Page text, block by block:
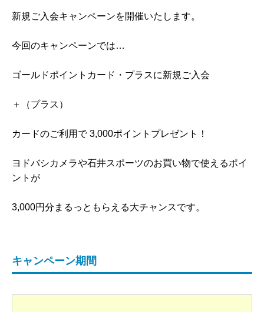
新規ご入会キャンペーンを開催いたします。
今回のキャンペーンでは…
ゴールドポイントカード・プラスに新規ご入会
＋（プラス）
カードのご利用で 3,000ポイントプレゼント！
ヨドバシカメラや石井スポーツのお買い物で使えるポイ
ントが
3,000円分まるっともらえる大チャンスです。
キャンペーン期間